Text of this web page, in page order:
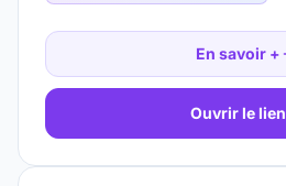
En savoir +
Ouvrir le lien